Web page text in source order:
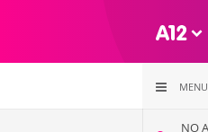
MENU
NO